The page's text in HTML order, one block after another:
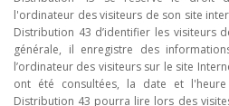
l'ordinateur des visiteurs de son site
Distribution 43 d’identifier les visiteurs
générale, il enregistre des
l’ordinateur des visiteurs sur le site
ont été consultées, la date et
Distribution 43 pourra lire lors des